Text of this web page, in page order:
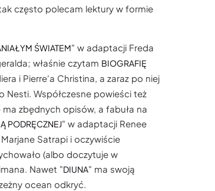
często polecam lektury w formie
ŚWIATEM" w adaptacji Freda
właśnie czytam BIOGRAFIĘ
i Pierre'a Christina, a zaraz po niej
Nesti. Współczesne powieści też
zbędnych opisów, a fabuła na
PODRĘCZNEJ" w adaptacji Renee
Marjane Satrapi i oczywiście
(albo doczytuje w
Nawet "DIUNA" ma swoją
ocean odkryć.